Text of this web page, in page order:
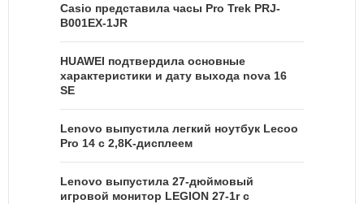
Casio представила часы Pro Trek PRJ-
B001EX-1JR
HUAWEI подтвердила основные
характеристики и дату выхода nova 16
SE
Lenovo выпустила легкий ноутбук Lecoo
Pro 14 с 2,8K-дисплеем
Lenovo выпустила 27-дюймовый
игровой монитор LEGION 27-1r с